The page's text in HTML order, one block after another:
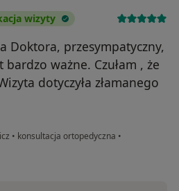
wizyty
Doktora, przesympatyczny,
ważne. Czułam , że
dotyczyła złamanego
• konsultacja ortopedyczna •